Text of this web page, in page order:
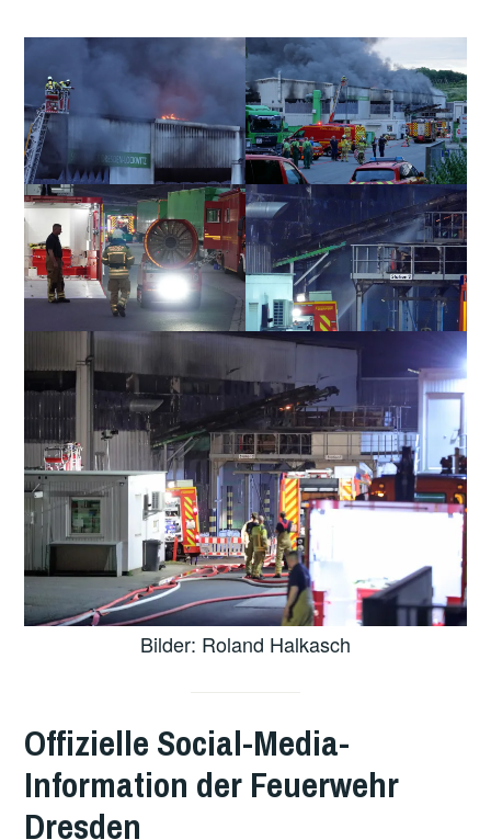
Bilder: Roland Halkasch
Offizielle Social-Media-
Information der Feuerwehr
Dresden